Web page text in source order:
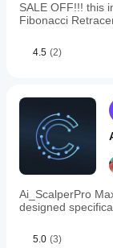
SALE OFF!!! this
Fibonacci
4.5 (2)
Ai_ScalperPro
designed
5.0 (3)